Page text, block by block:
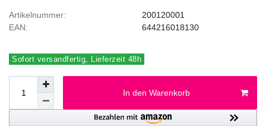
Artikelnummer:
EAN:
200120001
644216018130
Sofort versandfertig, Lieferzeit 48h
In den Warenkorb